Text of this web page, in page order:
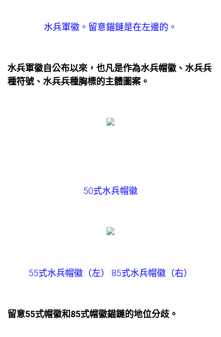
水兵軍徽。留意錨鏈是在左邊的。
水兵軍徽自公布以來，也凡是作為水兵帽徽、水兵兵
種符號、水兵兵種胸標的主體圖案。
50式水兵帽徽
55式水兵帽徽（左） 85式水兵帽徽（右）
留意55式帽徽和85式帽徽錨鏈的地位分歧。